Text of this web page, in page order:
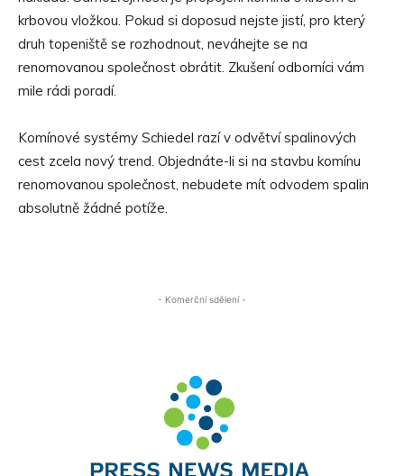
krbovou vložkou. Pokud si doposud nejste jistí, pro který
druh topeniště se rozhodnout, neváhejte se na
renomovanou společnost obrátit. Zkušení odborníci vám
mile rádi poradí.
Komínové systémy Schiedel razí v odvětví spalinových
cest zcela nový trend. Objednáte-li si na stavbu komínu
renomovanou společnost, nebudete mít odvodem spalin
absolutně žádné potíže.
- Komerční sdělení -